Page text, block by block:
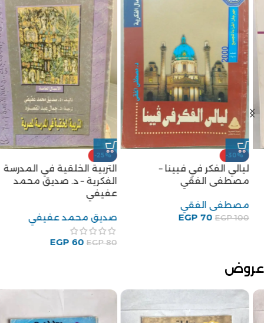
-30%
ليالي الفكر في فيينا –
مصطفى الفقي
مصطفى الفقي
EGP100
EGP70
-25%
التربية الخلقية في المدرسة
الفكرية – د. صديق محمد
عفيفي
صديق محمد عفيفي
EGP80
EGP60
عروض